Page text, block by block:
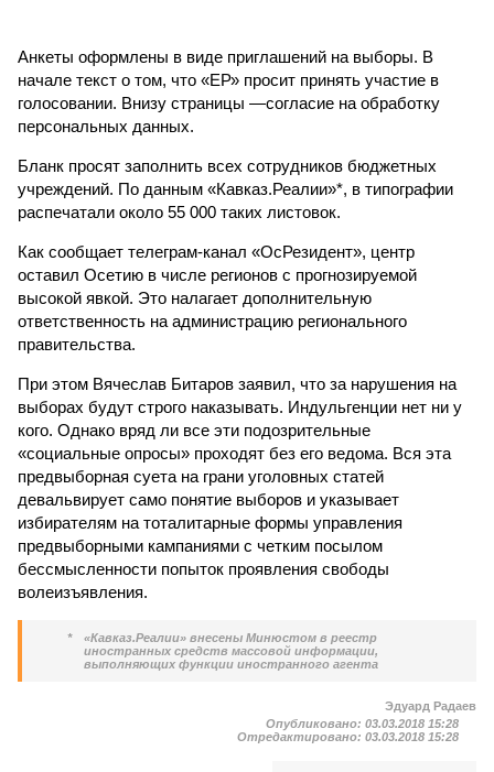
Анкеты оформлены в виде приглашений на выборы. В
начале текст о том, что «ЕР» просит принять участие в
голосовании. Внизу страницы —согласие на обработку
персональных данных.
Бланк просят заполнить всех сотрудников бюджетных
учреждений. По данным «Кавказ.Реалии»*, в типографии
распечатали около 55 000 таких листовок.
Как сообщает телеграм-канал «ОсРезидент», центр
оставил Осетию в числе регионов с прогнозируемой
высокой явкой. Это налагает дополнительную
ответственность на администрацию регионального
правительства.
При этом Вячеслав Битаров заявил, что за нарушения на
выборах будут строго наказывать. Индульгенции нет ни у
кого. Однако вряд ли все эти подозрительные
«социальные опросы» проходят без его ведома. Вся эта
предвыборная суета на грани уголовных статей
девальвирует само понятие выборов и указывает
избирателям на тоталитарные формы управления
предвыборными кампаниями с четким посылом
бессмысленности попыток проявления свободы
волеизъявления.
*
«Кавказ.Реалии» внесены Минюстом в реестр
иностранных средств массовой информации,
выполняющих функции иностранного агента
Эдуард Радаев
Опубликовано: 03.03.2018 15:28
Отредактировано: 03.03.2018 15:28